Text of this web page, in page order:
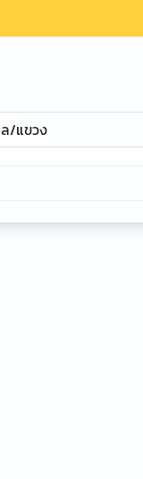
/แขวง